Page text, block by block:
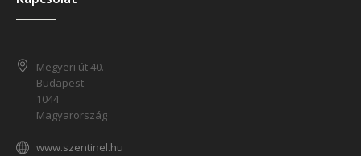
Megyeri út 40.
Budapest
1044
Magyarország
www.szentinel.hu